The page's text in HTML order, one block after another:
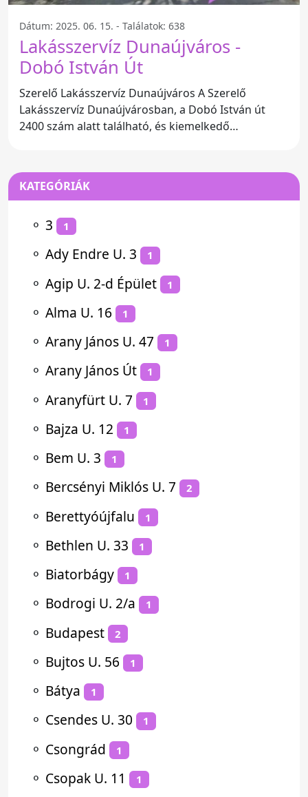
Dátum: 2025. 06. 15. - Találatok: 638
Lakásszervíz Dunaújváros -
Dobó István Út
Szerelő Lakásszervíz Dunaújváros A Szerelő
Lakásszervíz Dunaújvárosban, a Dobó István út
2400 szám alatt található, és kiemelkedő
KATEGÓRIÁK
⚬ 3 1
⚬ Ady Endre U. 3 1
⚬ Agip U. 2-d Épület 1
⚬ Alma U. 16 1
⚬ Arany János U. 47 1
⚬ Arany János Út 1
⚬ Aranyfürt U. 7 1
⚬ Bajza U. 12 1
⚬ Bem U. 3 1
⚬ Bercsényi Miklós U. 7 2
⚬ Berettyóújfalu 1
⚬ Bethlen U. 33 1
⚬ Biatorbágy 1
⚬ Bodrogi U. 2/a 1
⚬ Budapest 2
⚬ Bujtos U. 56 1
⚬ Bátya 1
⚬ Csendes U. 30 1
⚬ Csongrád 1
⚬ Csopak U. 11 1